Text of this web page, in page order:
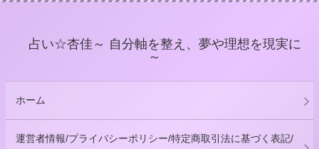
占い☆杏佳～ 自分軸を整え、夢や理想を現実に
～
ホーム
運営者情報/プライバシーポリシー/特定商取引法に基づく表記/